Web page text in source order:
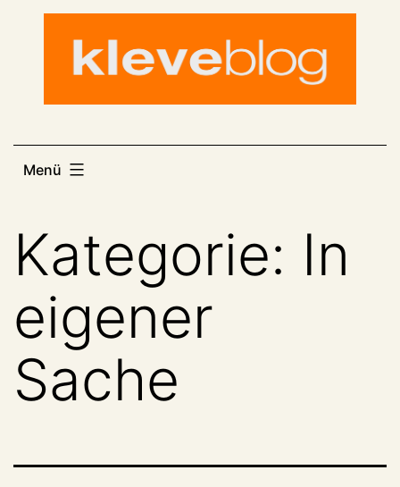
Menü
Kategorie: In
eigener
Sache